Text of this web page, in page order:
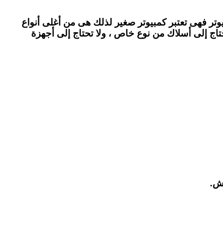
فهى تعتبر كمبيوتر صغير لذلك هى من أغلى أنواع
إلى أسلاك من نوع خاص ، ولا تحتاج إلى أجهزة